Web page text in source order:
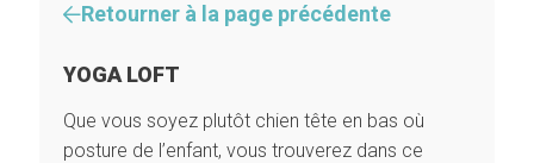
Retourner à la page précédente
YOGA LOFT
Que vous soyez plutôt chien tête en bas où
posture de l’enfant, vous trouverez dans ce